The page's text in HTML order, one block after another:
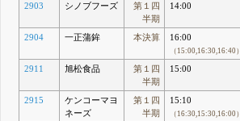
2903 シノブフーズ
第１四
半期
14:00
2904 一正蒲鉾 本決算 16:00
（15:00,16:30,16:40）
2911 旭松食品
第１四
半期
15:00
2915
ケンコーマヨ
ネーズ
第１四
半期
15:10
（16:30,15:30,16:00）